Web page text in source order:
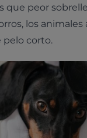
que peor
los animales
pelo corto.